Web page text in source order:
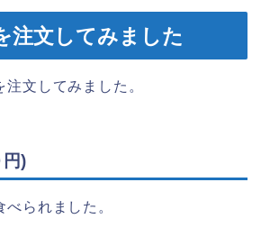
注文してみました
文してみました。
)
られました。